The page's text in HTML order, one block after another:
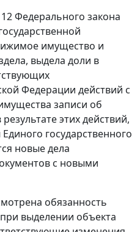
Федерального закона
имущество и
выдела доли в
Федерации действий с
записи об
этих действий,
государственного
новые дела
с новыми
обязанность
выделении объекта